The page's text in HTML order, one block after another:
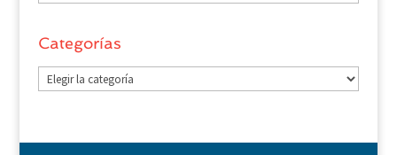
Categorías
Categorías